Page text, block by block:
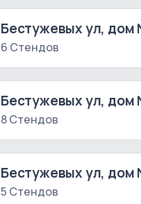
Бестужевых ул, дом
6 Стендов
Бестужевых ул,
8 Стендов
Бестужевых ул, дом
5 Стендов